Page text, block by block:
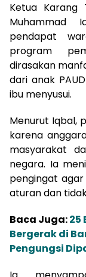
Ketua Karang
Muhammad
pendapat
program
dirasakan
dari anak
ibu menyusui.
Menurut Iqbal,
karena
masyarakat
negara. Ia
pengingat
aturan dan
Baca Juga:25
Bergerak di
Pengungsi